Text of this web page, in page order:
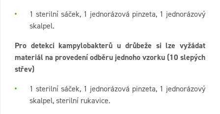
1 sterilní sáček, 1 jednorázová pinzeta, 1 jednorázový
skalpel.
Pro detekci kampylobakterů u drůbeže si lze vyžádat
materiál na provedení odběru jednoho vzorku (10 slepých
střev)
1 sterilní sáček, 1 jednorázová pinzeta, 1 jednorázový
skalpel, sterilní rukavice.